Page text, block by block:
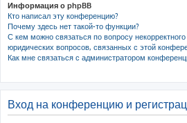
Информация о phpBB
Кто написал эту конференцию?
Почему здесь нет такой-то функции?
С кем можно связаться по вопросу
юридических вопросов, связанных с этой
Как мне связаться с администратором
Вход на конференцию и